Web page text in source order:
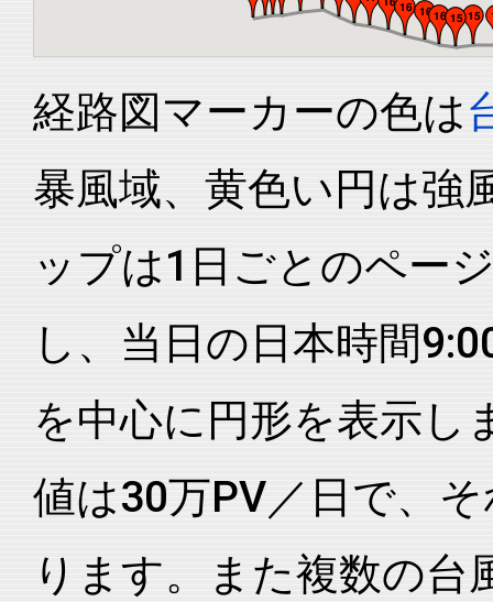
経路図マーカーの色は
暴風域、黄色い円は強
ップは1日ごとのペー
し、当日の日本時間
を中心に円形を表示し
値は30万PV／日で、
ります。また複数の台